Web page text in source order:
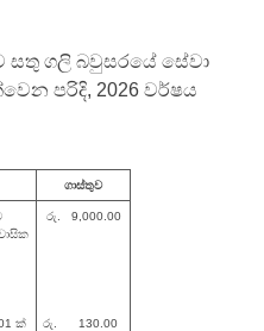
සතු ගලි බවුසරයේ සේවා
පරිදි, 2026 වර්ෂය
ගාස්තුව
ක්
රු. 9,000.00
රු. 130.00